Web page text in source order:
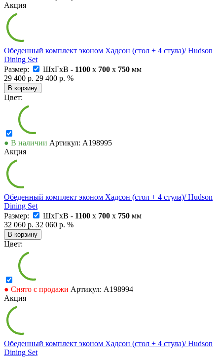
Акция
Обеденный комплект эконом Хадсон (стол + 4 стула)/ Hudson
Dining Set
Размер:
ШxГxВ - 1100 x 700 x 750 мм
29 400 р. 29 400 р. %
В корзину
Цвет:
● В наличии Артикул: А198995
Акция
Обеденный комплект эконом Хадсон (стол + 4 стула)/ Hudson
Dining Set
Размер:
ШxГxВ - 1100 x 700 x 750 мм
32 060 р. 32 060 р. %
В корзину
Цвет:
● Снято с продажи Артикул: А198994
Акция
Обеденный комплект эконом Хадсон (стол + 4 стула)/ Hudson
Dining Set